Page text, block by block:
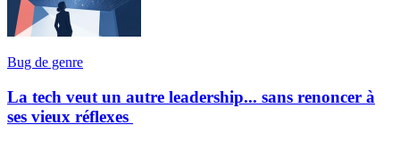
Bug de genre
La tech veut un autre leadership... sans renoncer à
ses vieux réflexes